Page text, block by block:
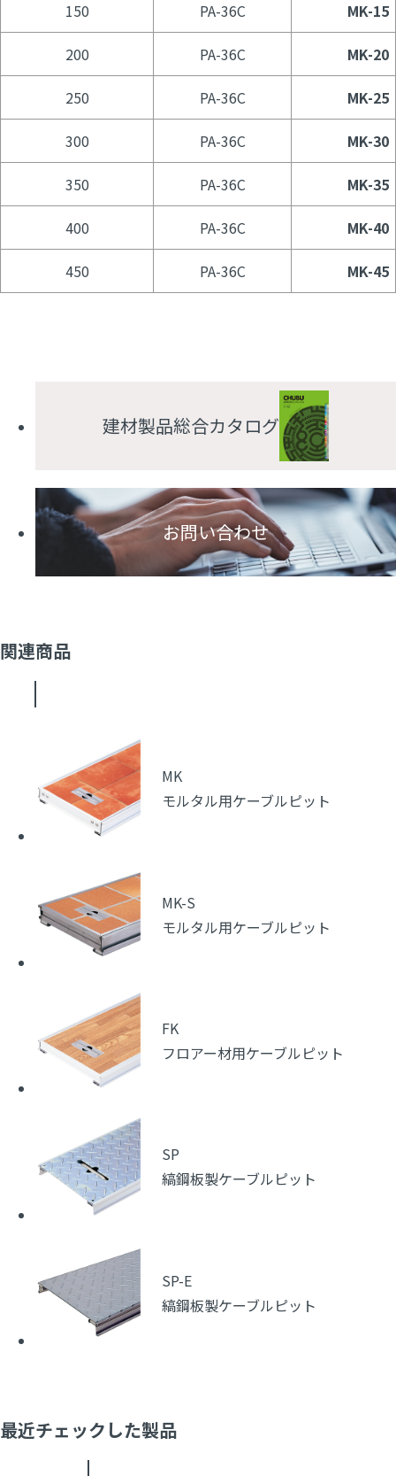
150 PA-36C MK-15
200 PA-36C MK-20
250 PA-36C MK-25
300 PA-36C MK-30
350 PA-36C MK-35
400 PA-36C MK-40
450 PA-36C MK-45
建材製品総合カタログ
お問い合わせ
関連商品
MK
モルタル用ケーブルピット
MK-S
モルタル用ケーブルピット
FK
フロアー材用ケーブルピット
SP
縞鋼板製ケーブルピット
SP-E
縞鋼板製ケーブルピット
最近チェックした製品